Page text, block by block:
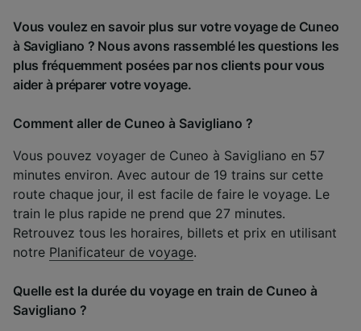
Vous voulez en savoir plus sur votre voyage de Cuneo
à Savigliano ? Nous avons rassemblé les questions les
plus fréquemment posées par nos clients pour vous
aider à préparer votre voyage.
Comment aller de Cuneo à Savigliano ?
Vous pouvez voyager de Cuneo à Savigliano en 57
minutes environ. Avec autour de 19 trains sur cette
route chaque jour, il est facile de faire le voyage. Le
train le plus rapide ne prend que 27 minutes.
Retrouvez tous les horaires, billets et prix en utilisant
notre Planificateur de voyage.
Quelle est la durée du voyage en train de Cuneo à
Savigliano ?